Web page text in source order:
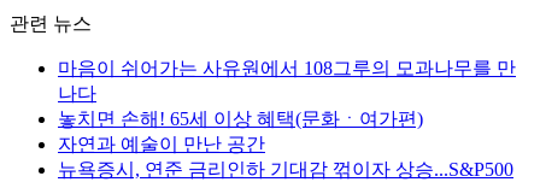
관련 뉴스
마음이 쉬어가는 사유원에서 108그루의 모과나무를 만
나다
놓치면 손해! 65세 이상 혜택(문화ㆍ여가편)
자연과 예술이 만난 공간
뉴욕증시, 연준 금리인하 기대감 꺾이자 상승...S&P500